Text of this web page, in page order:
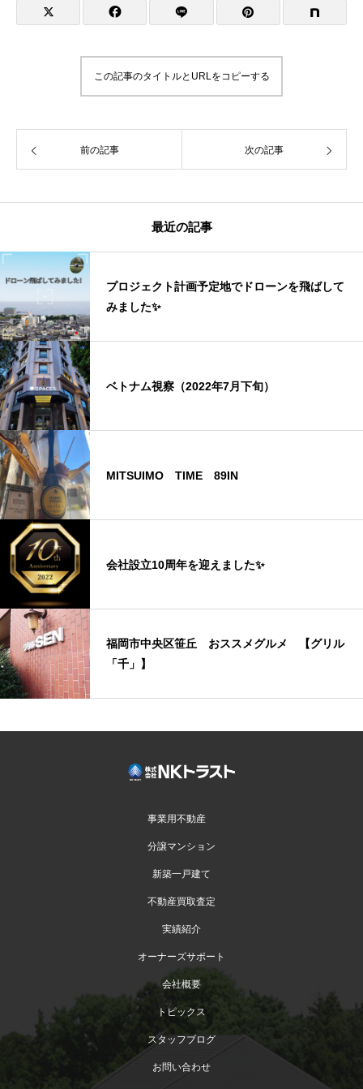
この記事のタイトルとURLをコピーする
前の記事 次の記事
最近の記事
プロジェクト計画予定地でドローンを飛ばして
みました✨
ベトナム視察（2022年7月下旬）
MITSUIMO TIME 89IN
会社設立10周年を迎えました✨
福岡市中央区笹丘 おススメグルメ 【グリル
「千」】
事業用不動産
分譲マンション
新築一戸建て
不動産買取査定
実績紹介
オーナーズサポート
会社概要
トピックス
スタッフブログ
お問い合わせ